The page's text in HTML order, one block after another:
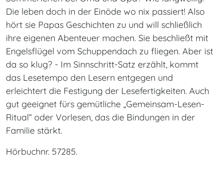
Die leben doch in der Einöde wo nix passiert! Also
hört sie Papas Geschichten zu und will schließlich
ihre eigenen Abenteuer machen. Sie beschließt mit
Engelsflügel vom Schuppendach zu fliegen. Aber ist
da so klug? - Im Sinnschritt-Satz erzählt, kommt
das Lesetempo den Lesern entgegen und
erleichtert die Festigung der Lesefertigkeiten. Auch
gut geeignet fürs gemütliche „Gemeinsam-Lesen-
Ritual“ oder Vorlesen, das die Bindungen in der
Familie stärkt.
Hörbuchnr. 57285.